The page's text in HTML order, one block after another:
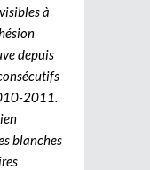
à
depuis
2011.
blanches